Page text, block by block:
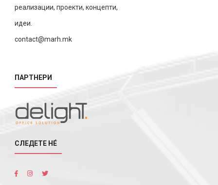
реализации, проекти, концепти,
идеи.
contact@marh.mk
ПАРТНЕРИ
СЛЕДЕТЕ НÉ